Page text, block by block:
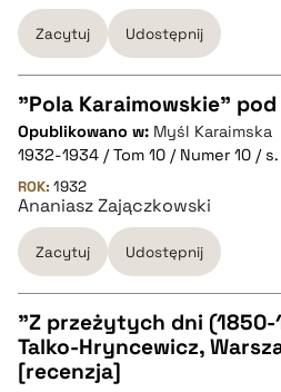
BIBTEX
pobierz cytat
Zacytuj Udostępnij
CZYSTY TEKST
pobierz cytat
BIBTEX
pobierz cytat
"Pola Karaimowskie"
Opublikowano w: Myśl Karaimska
1932-1934 / Tom 10 / Numer 10 /
ROK: 1932
Ananiasz Zajączkowski
Zacytuj Udostępnij
CZYSTY TEKST
"Z przeżytych dni
Talko-Hryncewicz,
[recenzja]